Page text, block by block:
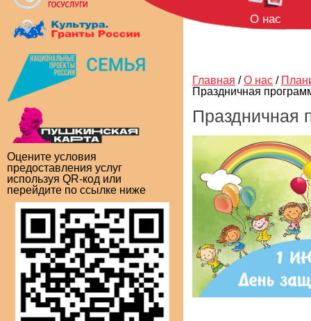
Оцените условия
предоставления услуг
используя QR-код или
перейдите по ссылке ниже
О нас
Главная / О нас /
Праздничная
Праздничная